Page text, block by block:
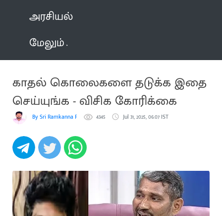
அரசியல்
மேலும்
காதல் கொலைகளை தடுக்க இதை
செய்யுங்க - விசிக கோரிக்கை
By Sri Ramkanna Pooranachandiran
4345 Jul 31, 2025, 06:07 IST